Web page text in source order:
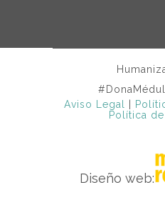
Aviso Legal
Política
Diseño web: